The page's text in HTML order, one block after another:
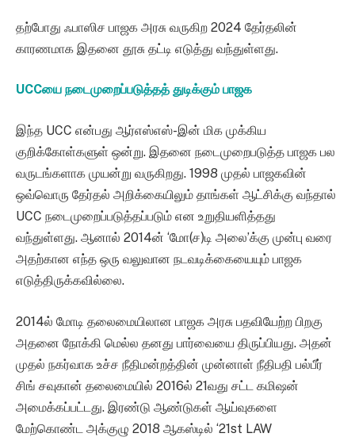
தற்போது ஃபாஸிச பாஜக அரசு வருகிற 2024 தேர்தலின்
காரணமாக இதனை தூசு தட்டி எடுத்து வந்துள்ளது.
UCCயை நடைமுறைப்படுத்தத் துடிக்கும் பாஜக
இந்த UCC என்பது ஆர்எஸ்எஸ்-இன் மிக முக்கிய
குறிக்கோள்களுள் ஒன்று. இதனை நடைமுறைபடுத்த பாஜக பல
வருடங்களாக முயன்று வருகிறது. 1998 முதல் பாஜகவின்
ஒவ்வொரு தேர்தல் அறிக்கையிலும் தாங்கள் ஆட்சிக்கு வந்தால்
UCC நடைமுறைப்படுத்தப்படும் என உறுதியளித்தது
வந்துள்ளது. ஆனால் 2014ன் ‘மோ(ச)டி அலை’க்கு முன்பு வரை
அதற்கான எந்த ஒரு வலுவான நடவடிக்கையையும் பாஜக
எடுத்திருக்கவில்லை.
2014ல் மோடி தலைமையிலான பாஜக அரசு பதவியேற்ற பிறகு
அதனை நோக்கி மெல்ல தனது பார்வையை திருப்பியது. அதன்
முதல் நகர்வாக உச்ச நீதிமன்றத்தின் முன்னாள் நீதிபதி பல்பீர்
சிங் சவுகான் தலைமையில் 2016ல் 21வது சட்ட கமிஷன்
அமைக்கப்பட்டது. இரண்டு ஆண்டுகள் ஆய்வுகளை
மேற்கொண்ட அக்குழு 2018 ஆகஸ்டில் ‘21st LAW